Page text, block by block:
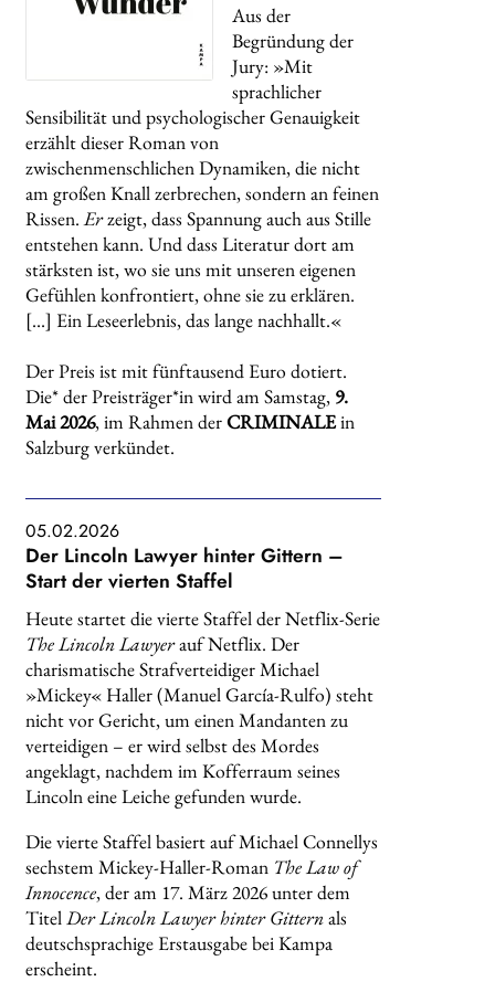
Aus der
Begründung der
Jury: »Mit
sprachlicher
Sensibilität und psychologischer Genauigkeit
erzählt dieser Roman von
zwischenmenschlichen Dynamiken, die nicht
am großen Knall zerbrechen, sondern an feinen
Rissen.Erzeigt, dass Spannung auch aus Stille
entstehen kann. Und dass Literatur dort am
stärksten ist, wo sie uns mit unseren eigenen
Gefühlen konfrontiert, ohne sie zu erklären.
[…] Ein Leseerlebnis, das lange nachhallt.«
Der Preis ist mit fünftausend Euro dotiert.
Die* der Preisträger*in wird am Samstag, 9.
Mai 2026, im Rahmen derCRIMINALEin
Salzburg verkündet.
05.02.2026
Der Lincoln Lawyer hinter Gittern –
Start der vierten Staffel
Heute startet die vierte Staffel der Netflix-Serie
The Lincoln Lawyerauf Netflix. Der
charismatische Strafverteidiger Michael
»Mickey« Haller (Manuel García-Rulfo) steht
nicht vor Gericht, um einen Mandanten zu
verteidigen – er wird selbst des Mordes
angeklagt, nachdem im Kofferraum seines
Lincoln eine Leiche gefunden wurde.
Die vierte Staffel basiert auf Michael Connellys
sechstem Mickey-Haller-Roman The Law of
Innocence, der am 17. März 2026 unter dem
Titel Der Lincoln Lawyer hinter Gitternals
deutschsprachige Erstausgabe bei Kampa
erscheint.